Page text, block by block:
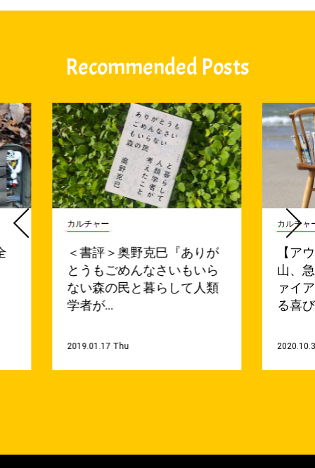
Recommended Posts
カルチャー
＜書評＞奥野克巳『ありが
とうもごめんなさいもいら
ない森の民と暮らして人類
学者が…
2019.01.17 Thu
カルチャ
【ア
山、
ァイ
る喜